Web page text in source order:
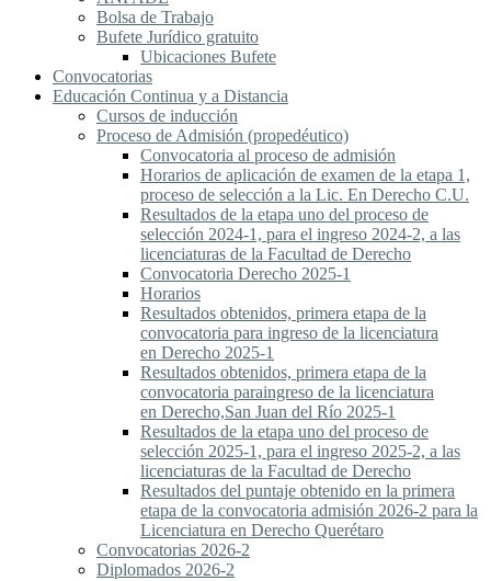
Bolsa de Trabajo
Bufete Jurídico gratuito
Ubicaciones Bufete
Convocatorias
Educación Continua y a Distancia
Cursos de inducción
Proceso de Admisión (propedéutico)
Convocatoria al proceso de admisión
Horarios de aplicación de examen de la etapa 1,
proceso de selección a la Lic. En Derecho C.U.
Resultados de la etapa uno del proceso de
selección 2024-1, para el ingreso 2024-2, a las
licenciaturas de la Facultad de Derecho
Convocatoria Derecho 2025-1
Horarios
Resultados obtenidos, primera etapa de la
convocatoria para ingreso de la licenciatura
en Derecho 2025-1
Resultados obtenidos, primera etapa de la
convocatoria paraingreso de la licenciatura
en Derecho,San Juan del Río 2025-1
Resultados de la etapa uno del proceso de
selección 2025-1, para el ingreso 2025-2, a las
licenciaturas de la Facultad de Derecho
Resultados del puntaje obtenido en la primera
etapa de la convocatoria admisión 2026-2 para la
Licenciatura en Derecho Querétaro
Convocatorias 2026-2
Diplomados 2026-2